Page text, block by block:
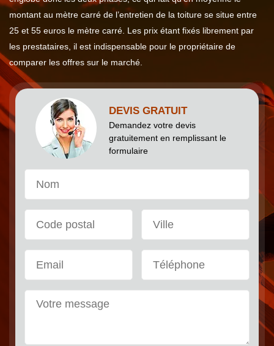
montant au mètre carré de l’entretien de la toiture se situe entre
25 et 55 euros le mètre carré. Les prix étant fixés librement par
les prestataires, il est indispensable pour le propriétaire de
comparer les offres sur le marché.
DEVIS GRATUIT
Demandez votre devis
gratuitement en remplissant le
formulaire